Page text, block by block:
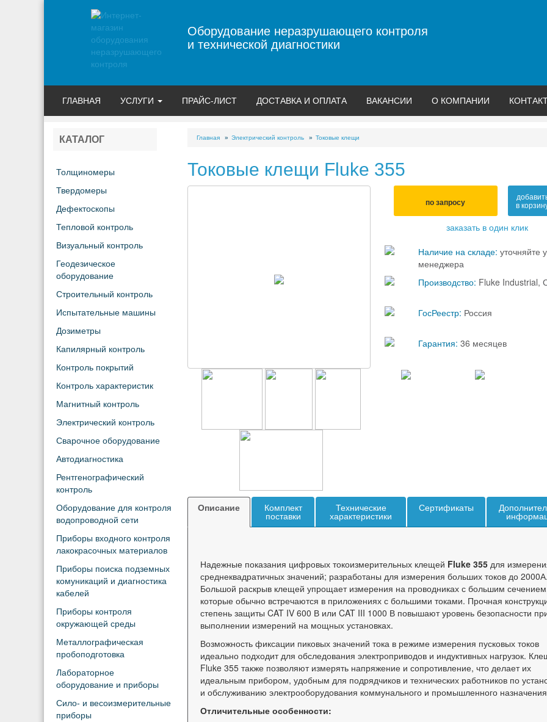
Оборудование неразрушающего контроля
и технической диагностики
ГЛАВНАЯ УСЛУГИ ПРАЙС-ЛИСТ ДОСТАВКА И ОПЛАТА ВАКАНСИИ О КОМПАНИИ
КАТАЛОГ
Толщиномеры
Твердомеры
Дефектоскопы
Тепловой контроль
Визуальный контроль
Геодезическое
оборудование
Строительный контроль
Испытательные машины
Дозиметры
Капилярный контроль
Контроль покрытий
Контроль характеристик
Магнитный контроль
Электрический контроль
Сварочное оборудование
Автодиагностика
Рентгенографический
контроль
Оборудование для контроля
водопроводной сети
Приборы входного контроля
лакокрасочных материалов
Приборы поиска подземных
комуникаций и диагностика
кабелей
Приборы контроля
окружающей среды
Металлографическая
пробоподготовка
Лабораторное
оборудование и приборы
Сило- и весоизмерительные
приборы
Главная Электрический контроль Токовые клещи
Токовые клещи Fluke 355
по запросу
в
заказать в один клик
Наличие на складе: уточняйте у
менеджера
Производство: Fluke Industrial,
ГосРеестр: Россия
Гарантия: 36 месяцев
Описание
Комплект
поставки
Технические
характеристики
Сертификаты
Надежные показания цифровых токоизмерительных клещей Fluke 355 для
среднеквадратичных значений; разработаны для измерения больших токов до 2000А.
Большой раскрыв клещей упрощает измерения на проводниках с большим
которые обычно встречаются в приложениях с большими токами. Прочная
степень защиты CAT IV 600 В или CAT III 1000 В повышают уровень безопасности
выполнении измерений на мощных установках.
Возможность фиксации пиковых значений тока в режиме измерения пусковых токов
идеально подходит для обследования электроприводов и индуктивных нагрузок.
Fluke 355 также позволяют измерять напряжение и сопротивление, что делает их
идеальным прибором, удобным для подрядчиков и технических работников по
и обслуживанию электрооборудования коммунального и промышленного
Отличительные особенности: